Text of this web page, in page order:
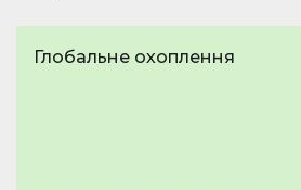
Глобальне охоплення